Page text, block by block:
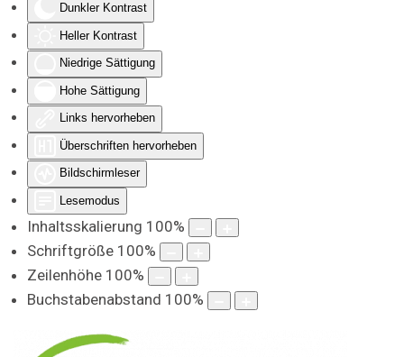
Dunkler Kontrast
Heller Kontrast
Niedrige Sättigung
Hohe Sättigung
Links hervorheben
Überschriften hervorheben
Bildschirmleser
Lesemodus
Inhaltsskalierung 100%
Schriftgröße 100%
Zeilenhöhe 100%
Buchstabenabstand 100%